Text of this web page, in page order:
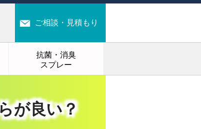
ご相談・見積もり
抗菌・消臭
スプレー
が良い？